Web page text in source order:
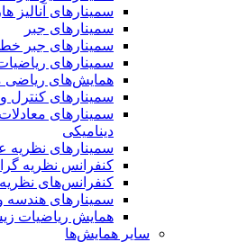
سمینارهای آنالیز
سمینار‌های جبر
سمینارهای جبر
سمینار‌های
همایش‌های ریاضی
سمینارهای کنترل
سمینارهای
دینامیکی
سمینار‌های نظریه
کنفرانس نظریه
کنفرانس‌های
سمینار‌های هندسه
همایش ریاضیات
سایر همایش‌ها